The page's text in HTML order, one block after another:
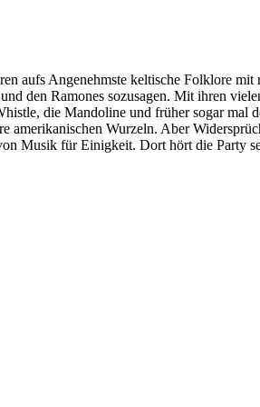
aufs Angenehmste keltische Folklore
den Ramones sozusagen. Mit ihren
die Mandoline und früher sogar mal
amerikanischen Wurzeln. Aber
Musik für Einigkeit. Dort hört die Party